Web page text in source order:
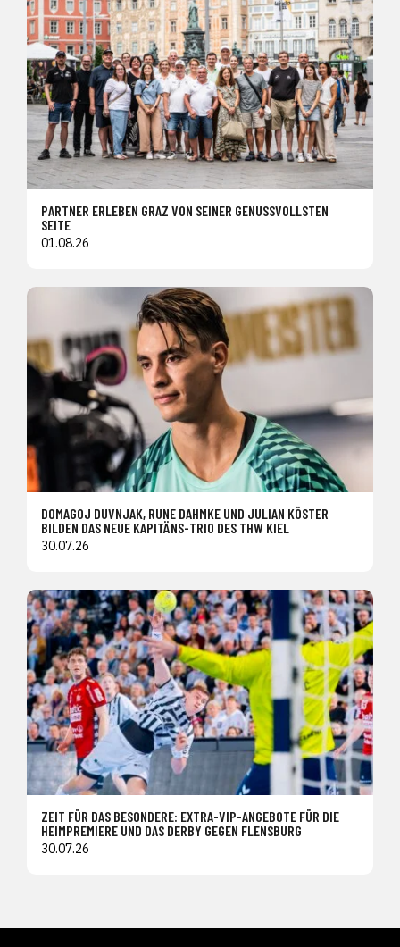
PARTNER ERLEBEN GRAZ VON SEINER GENUSSVOLLSTEN
SEITE
01.08.26
DOMAGOJ DUVNJAK, RUNE DAHMKE UND JULIAN KÖSTER
BILDEN DAS NEUE KAPITÄNS-TRIO DES THW KIEL
30.07.26
ZEIT FÜR DAS BESONDERE: EXTRA-VIP-ANGEBOTE FÜR DIE
HEIMPREMIERE UND DAS DERBY GEGEN FLENSBURG
30.07.26